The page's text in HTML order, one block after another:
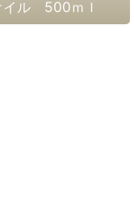
イル 500ｍｌ